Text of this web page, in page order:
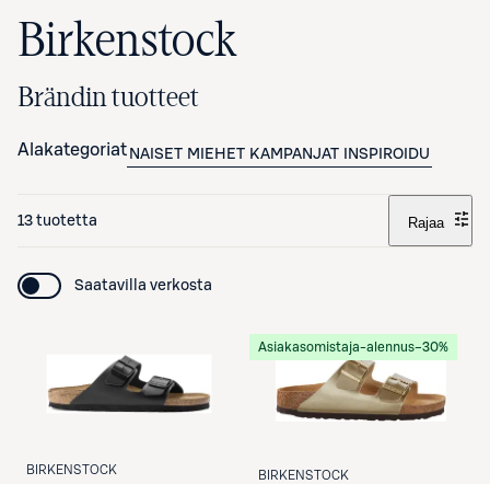
Birkenstock
Brändin tuotteet
Alakategoriat NAISET MIEHET KAMPANJAT INSPIROIDU
13 tuotetta Rajaa
Saatavilla verkosta
BIRKENSTOCK
Asiakasomistaja-alennus−30%
BIRKENSTOCK